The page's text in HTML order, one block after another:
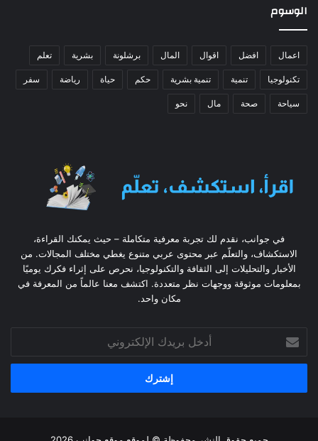
الوسوم
اعمال افضل اقوال المال برشلونة بشرية تعلم
تكنولوجيا تنمية تنمية بشرية حكم حياة رياضة سفر
سياحة صحة مال نحو
في جوانب، نقدم لك تجربة معرفية متكاملة – حيث يمكنك القراءة،
الاستكشاف، والتعلّم عبر محتوى عربي متنوع يغطي مختلف المجالات. من
الأخبار والتحليلات إلى الثقافة والتكنولوجيا، نحرص على إثراء فكرك يوميًا
بمعلومات موثوقة ووجهات نظر متعددة. اكتشف معنا عالماً من المعرفة في
مكان واحد.
بريدك
الإلكتروني